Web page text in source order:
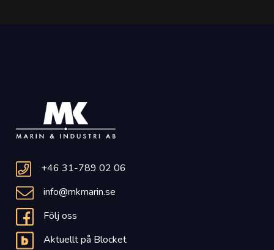
+46 31-789 02 06
info@mkmarin.se
Följ oss
Aktuellt på Blocket